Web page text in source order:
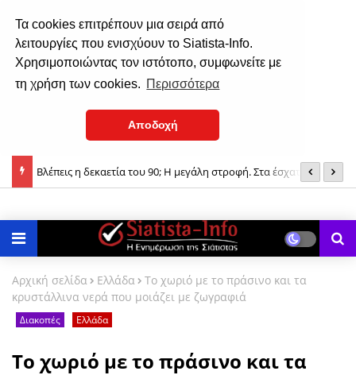
Τα cookies επιτρέπουν μια σειρά από
λειτουργίες που ενισχύουν το Siatista-Info.
Χρησιμοποιώντας τον ιστότοπο, συμφωνείτε με
τη χρήση των cookies. Περισσότερα
Αποδοχή
Παρακλητικοί Κανόνες προς τιμήν της Θεοτόκου
Αρχική σελίδα Ελλάδα
Το χωριό με το πράσινο και τα
κρυστάλλινα νερά που μοιάζει με ζωγραφιά
Διακοπές Ελλάδα
Το χωριό με το πράσινο και τα